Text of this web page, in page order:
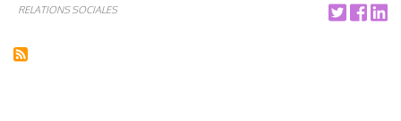
RELATIONS SOCIALES